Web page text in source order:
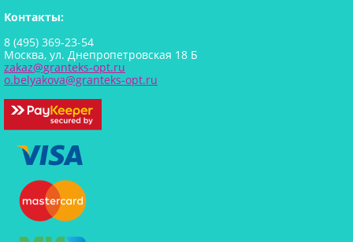
Контакты:
8 (495) 369-23-54
Москва, ул. Днепропетровская 18 Б
zakaz@granteks-opt.ru
o.belyakova@granteks-opt.ru